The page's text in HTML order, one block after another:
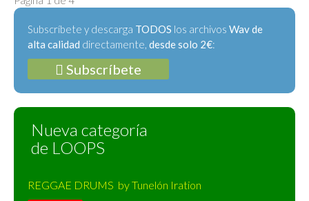
Subscríbete y descarga TODOS los archivos Wav de
alta calidad directamente, desde solo 2€:
Subscríbete
Nueva categoría
de LOOPS
REGGAE DRUMS by Tunelón Iration